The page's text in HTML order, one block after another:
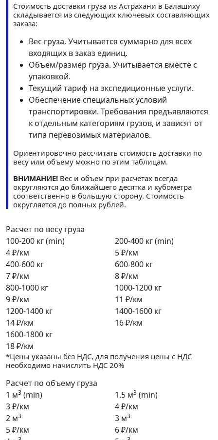
Стоимость доставки груза из Астрахани в Балашиху
складывается из следующих ключевых составляющих
заказа:
Вес груза. Учитывается суммарно для всех
входящих в заказ единиц.
Объем/размер груза. Учитывается вместе с
упаковкой.
Текущий тариф на экспедиционные услуги.
Обеспечение специальных условий
транспортировки. Требования предъявляются
к отдельным категориям грузов, и зависят от
типа перевозимых материалов.
Ориентировочно рассчитать стоимость доставки по
весу или объему можно по этим таблицам.
ВНИМАНИЕ! Вес и объем при расчетах всегда
округляются до ближайшего десятка и кубометра
соответственно в большую сторону. Стоимость
округляется до полных рублей.
Расчет по весу груза
100-200 кг (min)
4 ₽/км
200-400 кг (min)
5 ₽/км
400-600 кг
7 ₽/км
600-800 кг
8 ₽/км
800-1000 кг
9 ₽/км
1000-1200 кг
11 ₽/км
1200-1400 кг
14 ₽/км
1400-1600 кг
16 ₽/км
1600-1800 кг
18 ₽/км
*Цены указаны без НДС, для получения цены с НДС
необходимо начислить НДС 20%
Расчет по объему груза
1 м3 (min)
3 ₽/км
1.5 м3 (min)
4 ₽/км
2 м3
5 ₽/км
3 м3
6 ₽/км